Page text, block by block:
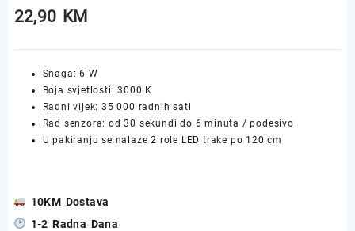
22,90 KM
Snaga: 6 W
Boja svjetlosti: 3000 K
Radni vijek: 35 000 radnih sati
Rad senzora: od 30 sekundi do 6 minuta / podesivo
U pakiranju se nalaze 2 role LED trake po 120 cm
10KM Dostava
1-2 Radna Dana